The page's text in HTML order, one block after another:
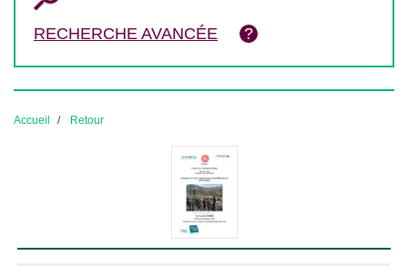
RECHERCHE AVANCÉE
Accueil Retour